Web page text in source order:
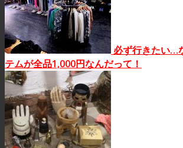
必ず行きたい…
テムが全品1,000円なんだって！